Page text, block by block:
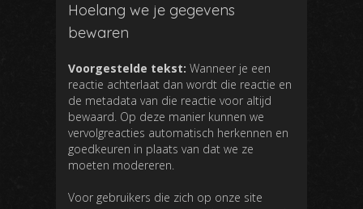
Hoelang we je gegevens
bewaren
Voorgestelde tekst: Wanneer je een
reactie achterlaat dan wordt die reactie en
de metadata van die reactie voor altijd
bewaard. Op deze manier kunnen we
vervolgreacties automatisch herkennen en
goedkeuren in plaats van dat we ze
moeten modereren.
Voor gebruikers die zich op onze site